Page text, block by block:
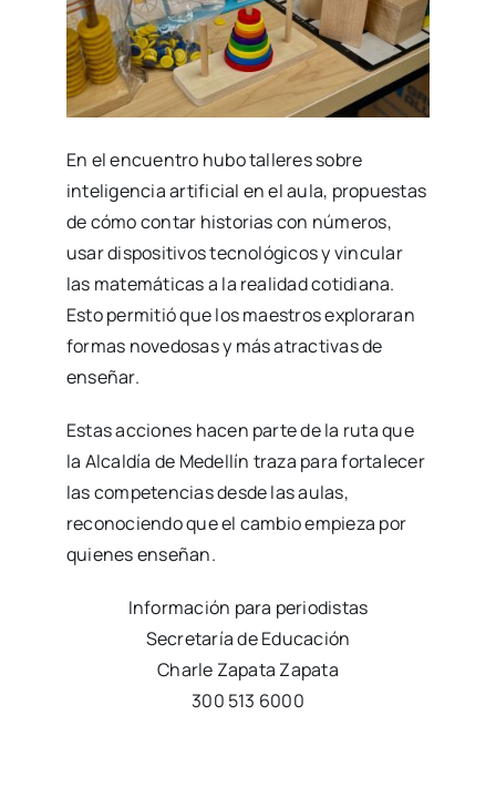
En el encuentro hubo talleres sobre
inteligencia artificial en el aula, propuestas
de cómo contar historias con números,
usar dispositivos tecnológicos y vincular
las matemáticas a la realidad cotidiana.
Esto permitió que los maestros exploraran
formas novedosas y más atractivas de
enseñar.
Estas acciones hacen parte de la ruta que
la Alcaldía de Medellín traza para fortalecer
las competencias desde las aulas,
reconociendo que el cambio empieza por
quienes enseñan.
Información para periodistas
Secretaría de Educación
Charle Zapata Zapata
300 513 6000